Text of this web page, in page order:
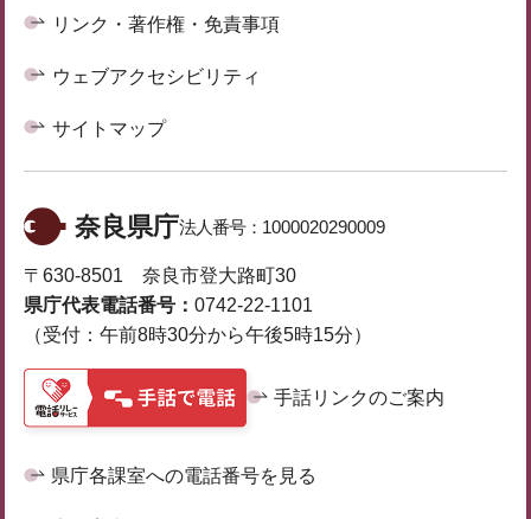
リンク・著作権・免責事項
ウェブアクセシビリティ
サイトマップ
奈良県庁法人番号： 1000020290009
〒630-8501 奈良市登大路町30
県庁代表電話番号： 0742-22-1101
（受付：午前8時30分から午後5時15分）
手話リンクのご案内
県庁各課室への電話番号を見る